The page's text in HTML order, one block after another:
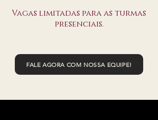
Vagas limitadas para as turmas
presenciais.
FALE AGORA COM NOSSA EQUIPE!